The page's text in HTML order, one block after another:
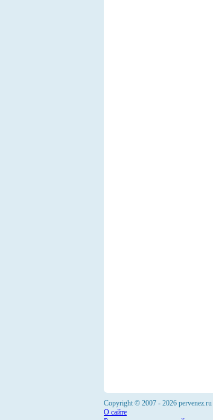
Copyright © 2007 - 2026 pervenez.ru
О сайте